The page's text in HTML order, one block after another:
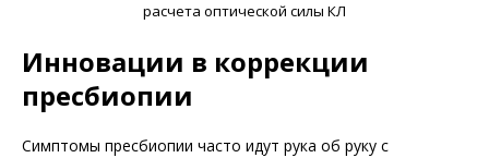
расчета оптической силы КЛ
Инновации в коррекции
пресбиопии
Симптомы пресбиопии часто идут рука об руку с